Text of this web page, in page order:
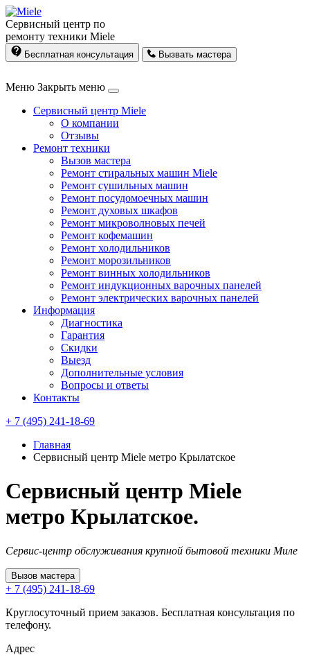
Сервисный центр по
ремонту техники Miele
Бесплатная консультация Вызвать мастера
Меню Закрыть меню
Сервисный центр Miele
О компании
Отзывы
Ремонт техники
Вызов мастера
Ремонт стиральных машин Miele
Ремонт сушильных машин
Ремонт посудомоечных машин
Ремонт духовых шкафов
Ремонт микроволновых печей
Ремонт кофемашин
Ремонт холодильников
Ремонт морозильников
Ремонт винных холодильников
Ремонт индукционных варочных панелей
Ремонт электрических варочных панелей
Информация
Диагностика
Гарантия
Скидки
Выезд
Дополнительные условия
Вопросы и ответы
Контакты
+ 7 (495) 241-18-69
Главная
Сервисный центр Miele метро Крылатское
Сервисный центр Miele
метро Крылатское.
Сервис-центр обслуживания крупной бытовой техники Миле
Вызов мастера
+ 7 (495) 241-18-69
Круглосуточный прием заказов. Бесплатная консультация по
телефону.
Адрес